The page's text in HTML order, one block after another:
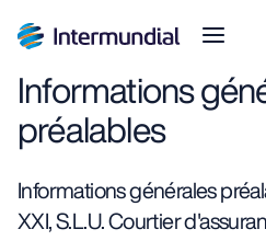
Informations
préalables
Informations générales
XXI, S.L.U. Courtier